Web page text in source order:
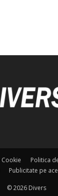
Politica
Publicitate pe
© 2026 Divers